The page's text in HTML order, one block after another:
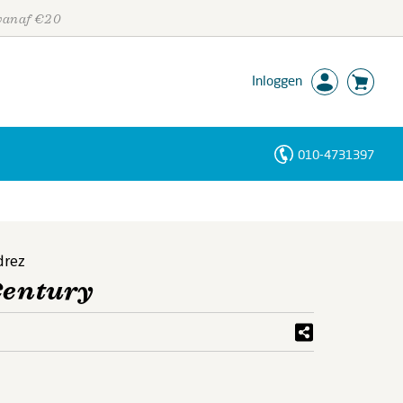
€20
Inloggen
010-4731397
Personen